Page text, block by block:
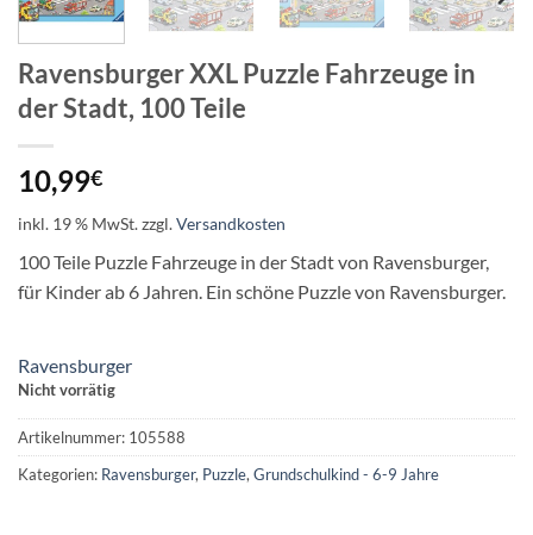
Ravensburger XXL Puzzle Fahrzeuge in
der Stadt, 100 Teile
10,99€
inkl. 19 % MwSt.zzgl.Versandkosten
100 Teile Puzzle Fahrzeuge in der Stadt von Ravensburger,
für Kinder ab 6 Jahren. Ein schöne Puzzle von Ravensburger.
Ravensburger
Nicht vorrätig
Artikelnummer: 105588
Kategorien: Ravensburger, Puzzle, Grundschulkind - 6-9 Jahre